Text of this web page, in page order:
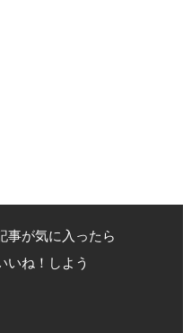
事が気に入ったら
いね！しよう